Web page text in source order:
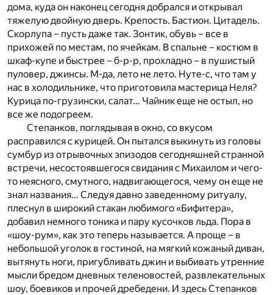
дома, куда он наконец сегодня добрался и открывал
тяжелую двойную дверь. Крепость. Бастион. Цитадель.
Скорлупа – пусть даже так. Зонтик, обувь – все в
прихожей по местам, по ячейкам. В спальне – костюм в
шкаф-купе и быстрее – б-р-р, прохладно – в пушистый
пуловер, джинсы. М-да, лето не лето. Нуте-с, что там у
нас в холодильнике, что приготовила мастерица Неля?
Курица по-грузински, салат… Чайник еще не остыл, но
все же подогреем.
Степанков, поглядывая в окно, со вкусом
расправился с курицей. Он пытался выкинуть из головы
сумбур из отрывочных эпизодов сегодняшней странной
встречи, несостоявшегося свидания с Михаилом и чего-
то неясного, смутного, надвигающегося, чему он еще не
знал названия… Следуя давно заведенному ритуалу,
плеснул в широкий стакан любимого «Бифитера»,
добавил немного тоника и пару кусочков льда. Пора в
«шоу-рум», как это теперь называется. А проще – в
небольшой уголок в гостиной, на мягкий кожаный диван,
вытянуть ноги, пригубливать джин и выбивать утренние
мысли бредом дневных теленовостей, развлекательных
шоу, боевиков и прочей дребедени. И здесь Степанков